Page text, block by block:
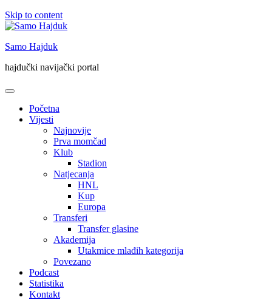
Skip to content
Samo Hajduk
hajdučki navijački portal
Početna
Vijesti
Najnovije
Prva momčad
Klub
Stadion
Natjecanja
HNL
Kup
Europa
Transferi
Transfer glasine
Akademija
Utakmice mlađih kategorija
Povezano
Podcast
Statistika
Kontakt